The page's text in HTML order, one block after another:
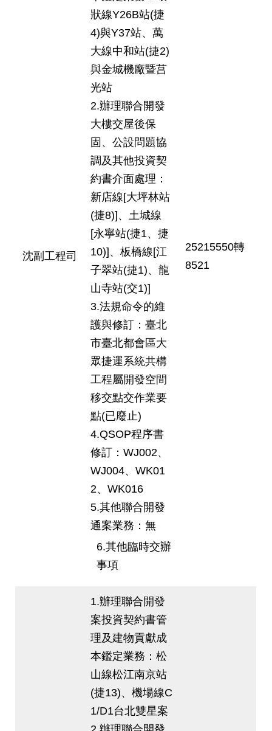
沈副工程司
狀線Y26B站(捷
4)與Y37站、萬
大線中和站(捷2)
與金城機廠暨莒
光站
2.辦理聯合開發
大樓交屋後保
固、公設問題協
調及其他投資契
約書介面處理：
新店線[大坪林站
(捷8)]、土城線
[永寧站(捷1、捷
10)]、板橋線[江
子翠站(捷1)、龍
山寺站(交1)]
3.法規命令的維
護與修訂：臺北
市臺北都會區大
眾捷運系統共構
工程屬開發空間
移交點交作業要
點(已廢止)
4.QSOP程序書
修訂：WJ002、
WJ004、WK01
2、WK016
5.其他聯合開發
通案業務：無
6.其他臨時交辦
事項
25215550轉
8521
1.辦理聯合開發
案投資契約書管
理及建物貢獻成
本鑑定業務：松
山線松江南京站
(捷13)、機場線C
1/D1台北雙星案